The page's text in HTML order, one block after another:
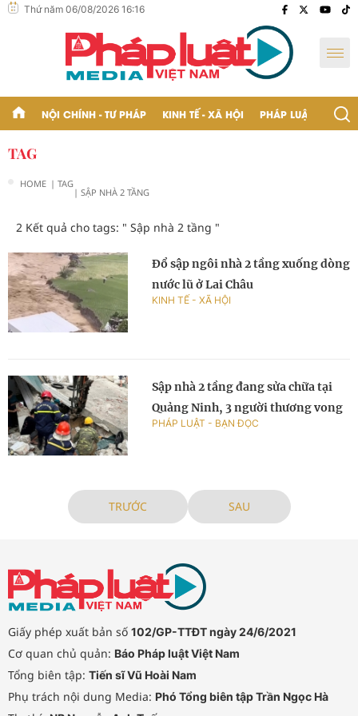
Thứ năm 06/08/2026 16:16
NỘI CHÍNH - TƯ PHÁP KINH TẾ - XÃ HỘI PHÁP LUẬT - BẠN
TAG
HOME | TAG
| SẬP NHÀ 2 TẦNG
2 Kết quả cho tags: " Sập nhà 2 tầng "
Đổ sập ngôi nhà 2 tầng xuống dòng
nước lũ ở Lai Châu
KINH TẾ - XÃ HỘI
Sập nhà 2 tầng đang sửa chữa tại
Quảng Ninh, 3 người thương vong
PHÁP LUẬT - BẠN ĐỌC
TRƯỚC SAU
Giấy phép xuất bản số 102/GP-TTĐT ngày 24/6/2021
Cơ quan chủ quản: Báo Pháp luật Việt Nam
Tổng biên tập: Tiến sĩ Vũ Hoài Nam
Phụ trách nội dung Media: Phó Tổng biên tập Trần Ngọc Hà